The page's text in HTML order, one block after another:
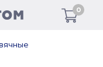
0